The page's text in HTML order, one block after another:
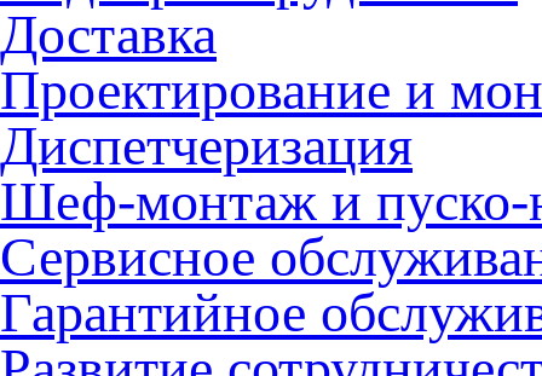
Доставка
Проектирование и
Диспетчеризация
Шеф-монтаж и пуско-
Сервисное
Гарантийное